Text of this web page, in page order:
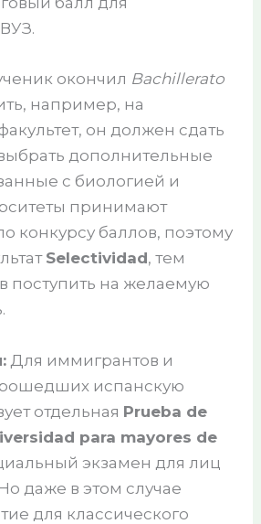
окончил Bachillerato
например, на
он должен сдать
дополнительные
с биологией и
принимают
конкурсу баллов, поэтому
Selectividad, тем
поступить на желаемую
Для иммигрантов и
испанскую
отдельная Prueba de
para mayores de
экзамен для лиц
даже в этом случае
для классического